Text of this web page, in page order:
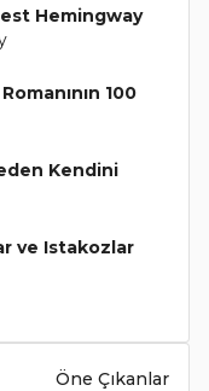
Hemingway
100
Kendini
ve Istakozlar
Öne Çıkanlar